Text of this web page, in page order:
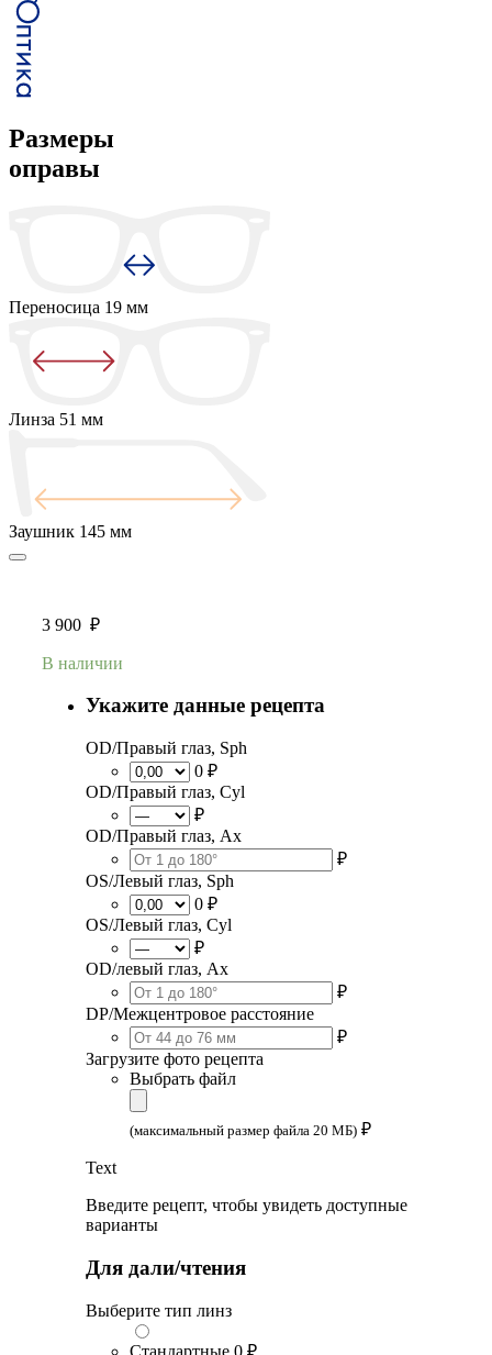
Размеры
оправы
Переносица 19 мм
Линза 51 мм
Заушник 145 мм
3 900 ₽
В наличии
Укажите данные рецепта
OD/Правый глаз, Sph
0 ₽
OD/Правый глаз, Cyl
₽
OD/Правый глаз, Ax
₽
OS/Левый глаз, Sph
0 ₽
OS/Левый глаз, Cyl
₽
OD/левый глаз, Ax
₽
DP/Межцентровое расстояние
₽
Загрузите фото рецепта
Выбрать файл
(максимальный размер файла 20 МБ) ₽
Text
Введите рецепт, чтобы увидеть доступные
варианты
Для дали/чтения
Выберите тип линз
Стандартные 0 ₽